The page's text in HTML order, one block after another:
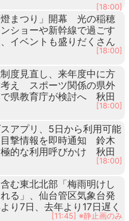
[18:00]
燈まつり」開幕 光の稲穂
ショーや新幹線で過ごす
イベントも盛りだくさん
[18:00]
度見直し、来年度中に方
え スポーツ関係の県外
県教育庁が検討へ 秋田
[18:00]
アプリ、5日から利用可能
撃情報を即時通知 鈴木
的な利用呼びかけ 秋田
[18:00]
む東北北部「梅雨明けし
る」、仙台管区気象台発
り7日、去年より17日遅く
[11:45] ※静止画のみ